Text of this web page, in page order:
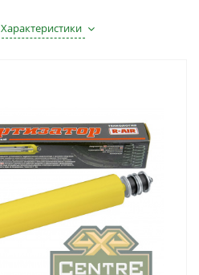
Характеристики